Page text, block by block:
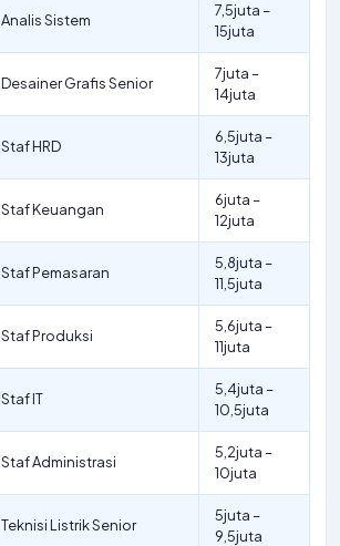
Analis Sistem
7,5juta –
15juta
Desainer Grafis Senior
7juta –
14juta
Staf HRD
6,5juta –
13juta
Staf Keuangan
6juta –
12juta
Staf Pemasaran
5,8juta –
11,5juta
Staf Produksi
5,6juta –
11juta
Staf IT
5,4juta –
10,5juta
Staf Administrasi
5,2juta –
10juta
Teknisi Listrik Senior
5juta –
9,5juta